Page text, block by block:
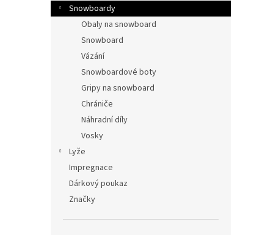
Snowboardy
Obaly na snowboard
Snowboard
Vázání
Snowboardové boty
Gripy na snowboard
Chrániče
Náhradní díly
Vosky
Lyže
Impregnace
Dárkový poukaz
Značky